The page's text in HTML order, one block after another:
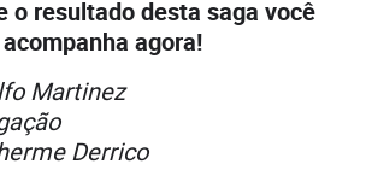
o resultado desta saga você
acompanha agora!
Martinez
Derrico